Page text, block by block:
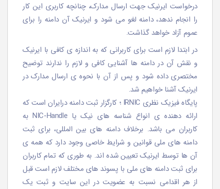
درخواست ایرنیک جهت ارسال مدارک، چنانچه کاربری این کار
را انجام ندهد، دامنه لغو می شود و ایرنیک آن دامنه را برای
عموم آزاد خواهد گذاشت.
در ابتدا لازم است برای کاربرانی که به اندازه ی کافی با ایرنیک
و نقش آن در دامنه ها آشنایی کافی و لازم را ندارند توضیح
مختصری داده شود و پس از آن با نحوه ی ارسال مدارک در
ایرنیک آشنا خواهیم شد.
پایگاه فیزیک نظری IRNIC ؛ کارگزار ثبت دامنه درایران است که
ارائه دهنده ی انواع شناسه های نیک یا NIC-Handle به
کاربران می باشد. برخلاف دامنه های بین المللی، برای ثبت
دامنه های ملی قوانین و شرایط خاصی وجود دارد که همه ی
آن ها توسط ایرنیک تعیین شده اند. به طوری که تمام کاربران
برای ثبت دامنه های ملی با پسوند های مختلف لازم است قبل
از هر اقدامی نسبت به عضویت در این سایت و ثبت یک